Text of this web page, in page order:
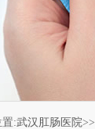
:武汉肛肠医院>>